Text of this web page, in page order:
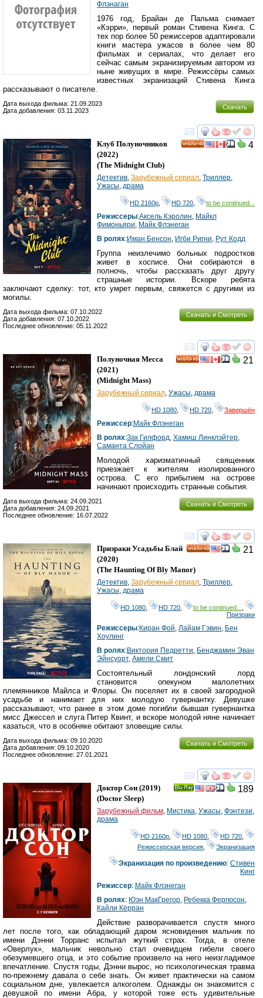
Флэнаган
1976 год, Брайан де Пальма снимает
«Кэрри», первый роман Стивена Кинга. С
тех пор более 50 режиссеров адаптировали
книги мастера ужасов в более чем 80
фильмах и сериалах, что делает его
сейчас самым экранизируемым автором из
ныне живущих в мире. Режиссёры самых
известных экранизаций Стивена Кинга
рассказывают о писателе.
Скачать
Дата выхода фильма: 21.09.2023
Дата добавления: 03.11.2023
смотреть
4
Клуб Полуночников
(2022)
(The Midnight Club)
Детектив, Зарубежный сериал, Триллер,
Ужасы, драма
HD 2160р HD 720 to be continued...
Режиссеры:Аксель Кэролин, Майкл
Фимоньяри, Майк Флэнеган
В ролях:Иман Бенсон, Игби Ригни, Рут Кодд
Группа неизлечимо больных подростков
живет в хосписе. Они собираются в
полночь, чтобы рассказать друг другу
страшные истории. Вскоре ребята
заключают сделку: тот, кто умрет первым, свяжется с другими из
могилы.
Скачать и Смотреть
Дата выхода фильма: 07.10.2022
Дата добавления: 07.10.2022
Последнее обновление: 05.11.2022
смотреть
21
Полуночная Месса
(2021)
(Midnight Mass)
Зарубежный сериал, Ужасы, драма
HD 1080 HD 720 Завершён
Режиссер:Майк Флэнеган
В ролях:Зак Гилфорд, Хамиш Линклэйтер,
Саманта Слойан
Молодой харизматичный священник
приезжает к жителям изолированного
острова. С его прибытием на острове
начинают происходить странные события.
Скачать и Смотреть
Дата выхода фильма: 24.09.2021
Дата добавления: 24.09.2021
Последнее обновление: 16.07.2022
смотреть
21
Призраки Усадьбы Блай
(2020)
(The Haunting Of Bly Manor)
Детектив Зарубежный сериал Триллер
Ужасы драма
HD 1080 HD 720 to be continued...
Призраки
Режиссеры:Киран Фой Лайам Гэвин Бен
Хоулинг
В ролях:Виктория Педретти Бенджамин Эван
Эйнсуорт, Амели Смит
Состоятельный лондонский лорд
становится опекуном малолетних
племянников Майлса и Флоры. Он поселяет их в своей загородной
усадьбе и нанимает для них молодую гувернантку. Девушке
рассказывают, что ранее в этом доме погибли бывшая гувернантка
мисс Джессел и слуга Питер Квинт, и вскоре молодой няне начинает
казаться, что в особняке обитают зловещие силы.
Скачать и Смотреть
Дата выхода фильма: 09.10.2020
Дата добавления: 09.10.2020
Последнее обновление: 27.01.2021
смотреть
189
Доктор Сон (2019)
(Doctor Sleep)
Зарубежный фильм Мистика Ужасы Фэнтези
драма
HD 2160р HD 1080 HD 720
Режиссерская версия
Экранизация
Экранизация по произведению:Стивен
Кинг
Режиссер: Майк Флэнеган
В ролях: Юэн МакГрегор Ребекка Фергюсон
Кайли Кёрран
Действие разворачивается спустя много
лет после того, как обладающий даром ясновидения мальчик по
имени Дэнни Торранс испытал жуткий страх. Тогда, в отеле
«Оверлук», мальчик невольно стал очевидцем гибели своего
обезумевшего отца, и это событие произвело на него неизгладимое
впечатление. Спустя годы, Дэнни вырос, но психологическая травма
по-прежнему давала о себе знать. Он живет практически на самом
социальном дне, увлекается алкоголем. Однажды он знакомится с
девушкой по имени Абра, у которой тоже есть удивительные